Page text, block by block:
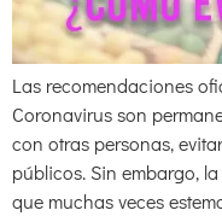
Las recomendaciones
Coronavirus son
con otras personas,
públicos. Sin embargo,
que muchas veces